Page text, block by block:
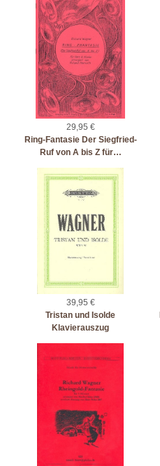
29,95 €
Ring-Fantasie Der Siegfried-
Ruf von A bis Z für…
39,95 €
Tristan und Isolde
Klavierauszug